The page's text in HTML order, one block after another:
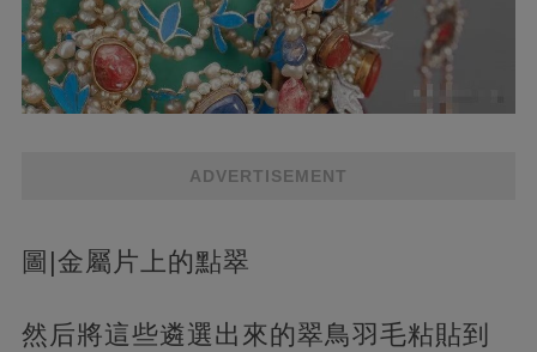
ADVERTISEMENT
圖|金屬片上的點翠
然后將這些遴選出來的翠鳥羽毛粘貼到